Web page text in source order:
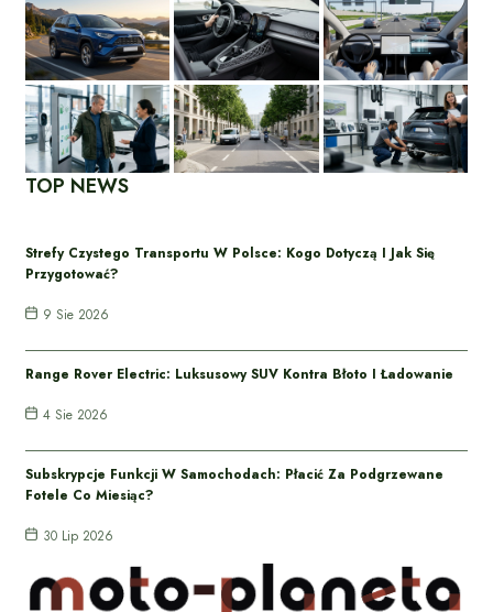
TOP NEWS
Strefy Czystego Transportu W Polsce: Kogo Dotyczą I Jak Się
Przygotować?
9 Sie 2026
Range Rover Electric: Luksusowy SUV Kontra Błoto I Ładowanie
4 Sie 2026
Subskrypcje Funkcji W Samochodach: Płacić Za Podgrzewane
Fotele Co Miesiąc?
30 Lip 2026